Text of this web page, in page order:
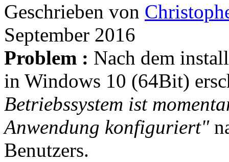
Geschrieben von
September 2016
Problem : Nach dem
in Windows 10 (64Bit)
Betriebssystem ist
Anwendung konfiguriert"
Benutzers.